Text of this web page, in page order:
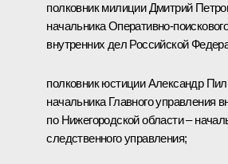
полковник милиции Дмитрий
начальника Оперативно-
внутренних дел Российской
полковник юстиции Александр
начальника Главного управления
по Нижегородской области –
следственного управления;